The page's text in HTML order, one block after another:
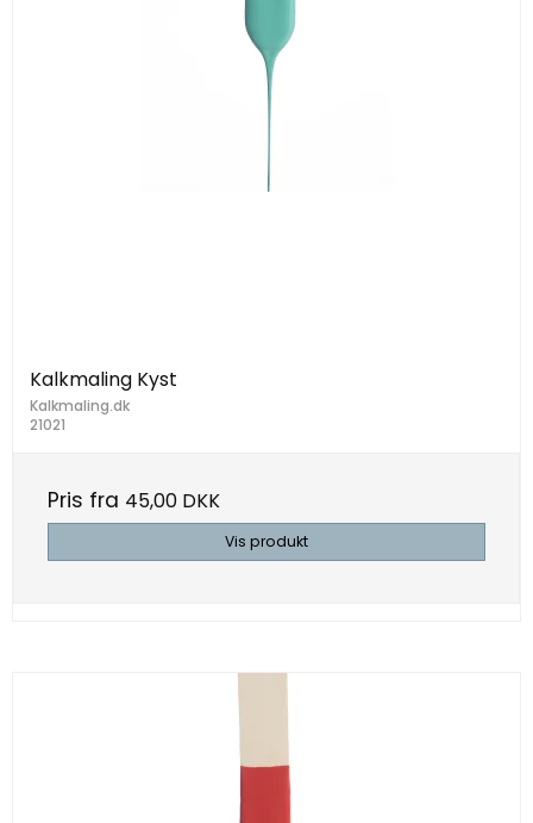
Kalkmaling Kyst
Kalkmaling.dk
21021
Pris fra 45,00 DKK
Vis produkt